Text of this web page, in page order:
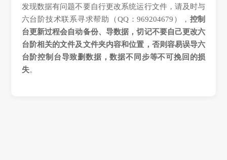
发现数据有问题不要自行更改系统运行文件，请及时与
六台阶技术联系寻求帮助（QQ：969204679）， 控制
台更新过程会自动备份、导数据，切记不要自己更改六
台阶相关的文件及文件夹内容和位置，否则容易误导六
台阶控制台导致删数据，数据不同步等不可挽回的损
失。